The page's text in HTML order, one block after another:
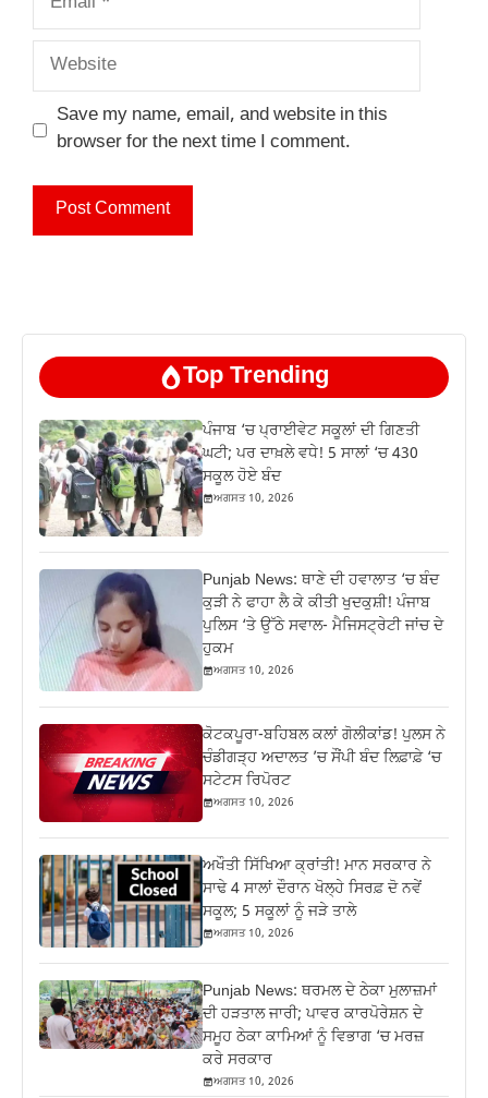
Website
Save my name, email, and website in this
browser for the next time I comment.
Top Trending
ਪੰਜਾਬ ‘ਚ ਪ੍ਰਾਈਵੇਟ ਸਕੂਲਾਂ ਦੀ ਗਿਣਤੀ
ਘਟੀ; ਪਰ ਦਾਖ਼ਲੇ ਵਧੇ! 5 ਸਾਲਾਂ ‘ਚ 430
ਸਕੂਲ ਹੋਏ ਬੰਦ
ਅਗਸਤ 10, 2026
Punjab News: ਥਾਣੇ ਦੀ ਹਵਾਲਾਤ ‘ਚ ਬੰਦ
ਕੁੜੀ ਨੇ ਫਾਹਾ ਲੈ ਕੇ ਕੀਤੀ ਖੁਦਕੁਸ਼ੀ! ਪੰਜਾਬ
ਪੁਲਿਸ ‘ਤੇ ਉੱਠੇ ਸਵਾਲ- ਮੈਜਿਸਟ੍ਰੇਟੀ ਜਾਂਚ ਦੇ
ਹੁਕਮ
ਅਗਸਤ 10, 2026
ਕੋਟਕਪੂਰਾ-ਬਹਿਬਲ ਕਲਾਂ ਗੋਲੀਕਾਂਡ! ਪੁਲਸ ਨੇ
ਚੰਡੀਗੜ੍ਹ ਅਦਾਲਤ ’ਚ ਸੌਂਪੀ ਬੰਦ ਲਿਫ਼ਾਫ਼ੇ ‘ਚ
ਸਟੇਟਸ ਰਿਪੋਰਟ
ਅਗਸਤ 10, 2026
ਅਖੌਤੀ ਸਿੱਖਿਆ ਕ੍ਰਾਂਤੀ! ਮਾਨ ਸਰਕਾਰ ਨੇ
ਸਾਢੇ 4 ਸਾਲਾਂ ਦੌਰਾਨ ਖੋਲ੍ਹੇ ਸਿਰਫ਼ ਦੋ ਨਵੇਂ
ਸਕੂਲ; 5 ਸਕੂਲਾਂ ਨੂੰ ਜੜੇ ਤਾਲੇ
ਅਗਸਤ 10, 2026
Punjab News: ਥਰਮਲ ਦੇ ਠੇਕਾ ਮੁਲਾਜ਼ਮਾਂ
ਦੀ ਹੜਤਾਲ ਜਾਰੀ; ਪਾਵਰ ਕਾਰਪੋਰੇਸ਼ਨ ਦੇ
ਸਮੂਹ ਠੇਕਾ ਕਾਮਿਆਂ ਨੂੰ ਵਿਭਾਗ ‘ਚ ਮਰਜ਼
ਕਰੇ ਸਰਕਾਰ
ਅਗਸਤ 10, 2026